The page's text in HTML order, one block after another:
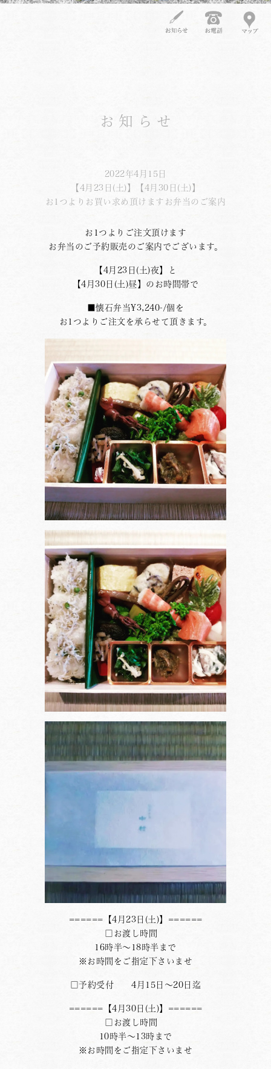
お知らせ
2022年4月15日
【4月23日(土)】【4月30日(土)】
お1つよりお買い求め頂けますお弁当のご案内
お1つよりご注文頂けます
お弁当のご予約販売のご案内でございます。
【4月23日(土)夜】と
【4月30日(土)昼】のお時間帯で
■懐石弁当¥3,240-/個を
お1つよりご注文を承らせて頂きます。
======【4月23日(土)】======
□お渡し時間
16時半〜18時半まで
※お時間をご指定下さいませ
□予約受付 4月15日〜20日迄
======【4月30日(土)】======
□お渡し時間
10時半〜13時まで
※お時間をご指定下さいませ